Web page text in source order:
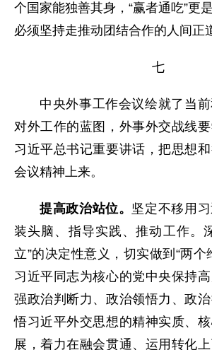
个国家能独善其身，“赢者通吃”更
必须坚持走推动团结合作的人间正
七
中央外事工作会议绘就了当
对外工作的蓝图，外事外交战线
习近平总书记重要讲话，把思想
会议精神上来。
提高政治站位。 坚定不移用
装头脑、指导实践、推动工作。
立”的决定性意义，切实做到“两个
习近平同志为核心的党中央保持
强政治判断力、政治领悟力、政
悟习近平外交思想的精神实质、
展，着力在融会贯通、运用转化